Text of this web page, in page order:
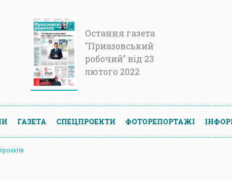
Остання газета
"Приазовський
робочий" від 23
лютого 2022
ГАЗЕТА СПЕЦПРОЕКТИ ФОТОРЕПОРТАЖІ